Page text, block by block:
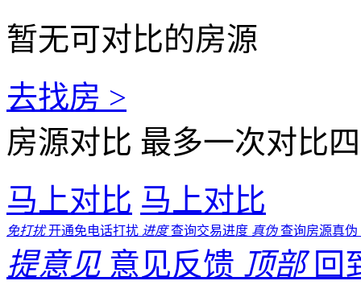
暂无可对比的房源
去找房 >
房源对比 最多一次对比
马上对比 马上对比
免打扰 开通免电话打扰 进度 查询交易进度 真伪 查询房源真伪
提意见 意见反馈 顶部 回